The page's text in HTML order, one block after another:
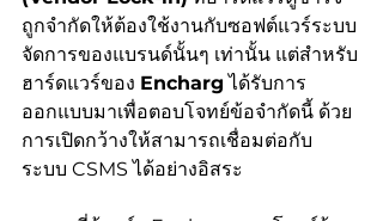
ถูกจำกัดให้ต้องใช้งานกับซอฟต์แวร์ระบบ
จัดการของแบรนด์นั้นๆ เท่านั้น แต่สำหรับ
ฮาร์ดแวร์ของ Encharg ได้รับการ
ออกแบบมาเพื่อตอบโจทย์ข้อจำกัดนี้ ด้วย
การเปิดกว้างให้สามารถเชื่อมต่อกับ
ระบบ CSMS ได้อย่างอิสระ